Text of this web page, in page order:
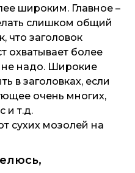
широким. Главное –
слишком общий
что заголовок
охватывает более
не надо. Широкие
в заголовках, если
очень многих,
и т.д.
сухих мозолей на